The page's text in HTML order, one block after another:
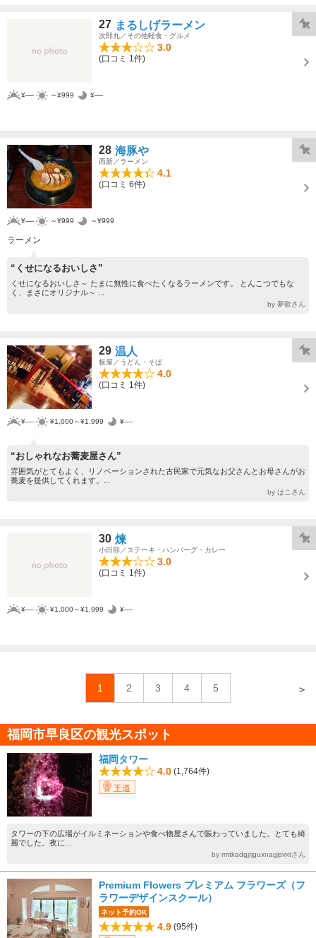
27 まるしげラーメン
次郎丸／その他軽食・グルメ
3.0
(口コミ 1件)
¥---- ～¥999 ¥----
28 海豚や
西新／ラーメン
4.1
(口コミ 6件)
¥---- ～¥999 ～¥999
ラーメン
“くせになるおいしさ”
くせになるおいしさ～ たまに無性に食べたくなるラーメンです。 とんこつでもな
く、まさにオリジナル～ ...
by 夢歌さん
29 温人
板屋／うどん・そば
4.0
(口コミ 1件)
¥---- ¥1,000～¥1,999 ¥----
“おしゃれなお蕎麦屋さん”
雰囲気がとてもよく、リノベーションされた古民家で元気なお父さんとお母さんがお
蕎麦を提供してくれます。...
by はこさん
30 煉
小田部／ステーキ・ハンバーグ・カレー
3.0
(口コミ 1件)
¥---- ¥1,000～¥1,999 ¥----
1 2 3 4 5 ＞
福岡市早良区の観光スポット
福岡タワー
4.0 (1,764件)
王道
タワーの下の広場がイルミネーションや食べ物屋さんで賑わっていました。とても綺
麗でした。夜に...
by rmtkadgjrjguxnagjsvxtさん
Premium Flowers プレミアム フラワーズ（フ
ラワーデザインスクール）
ネット予約OK
4.9 (95件)